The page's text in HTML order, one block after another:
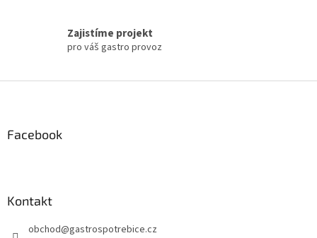
Zajistíme projekt
pro váš gastro provoz
Facebook
Kontakt
obchod@gastrospotrebice.cz